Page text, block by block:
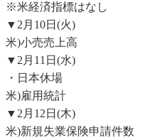
※米経済指標はなし
▼2月10日(火)
米)小売売上高
▼2月11日(水)
・日本休場
米)雇用統計
▼2月12日(木)
米)新規失業保険申請件数